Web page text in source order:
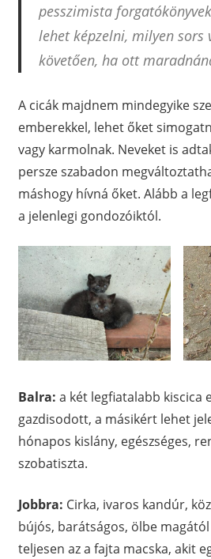
pesszimista
lehet képzelni, milyen sors
követően, ha ott
A cicák majdnem mindegyike
emberekkel, lehet őket
vagy karmolnak. Neveket is
persze szabadon
máshogy hívná őket. Alább a
a jelenlegi gondozóiktól.
Balra: a két legfiatalabb kiscica
gazdisodott, a másikért lehet
hónapos kislány, egészséges,
szobatiszta.
Jobbra: Cirka, ivaros kandúr,
bújós, barátságos, ölbe
teljesen az a fajta macska, akit